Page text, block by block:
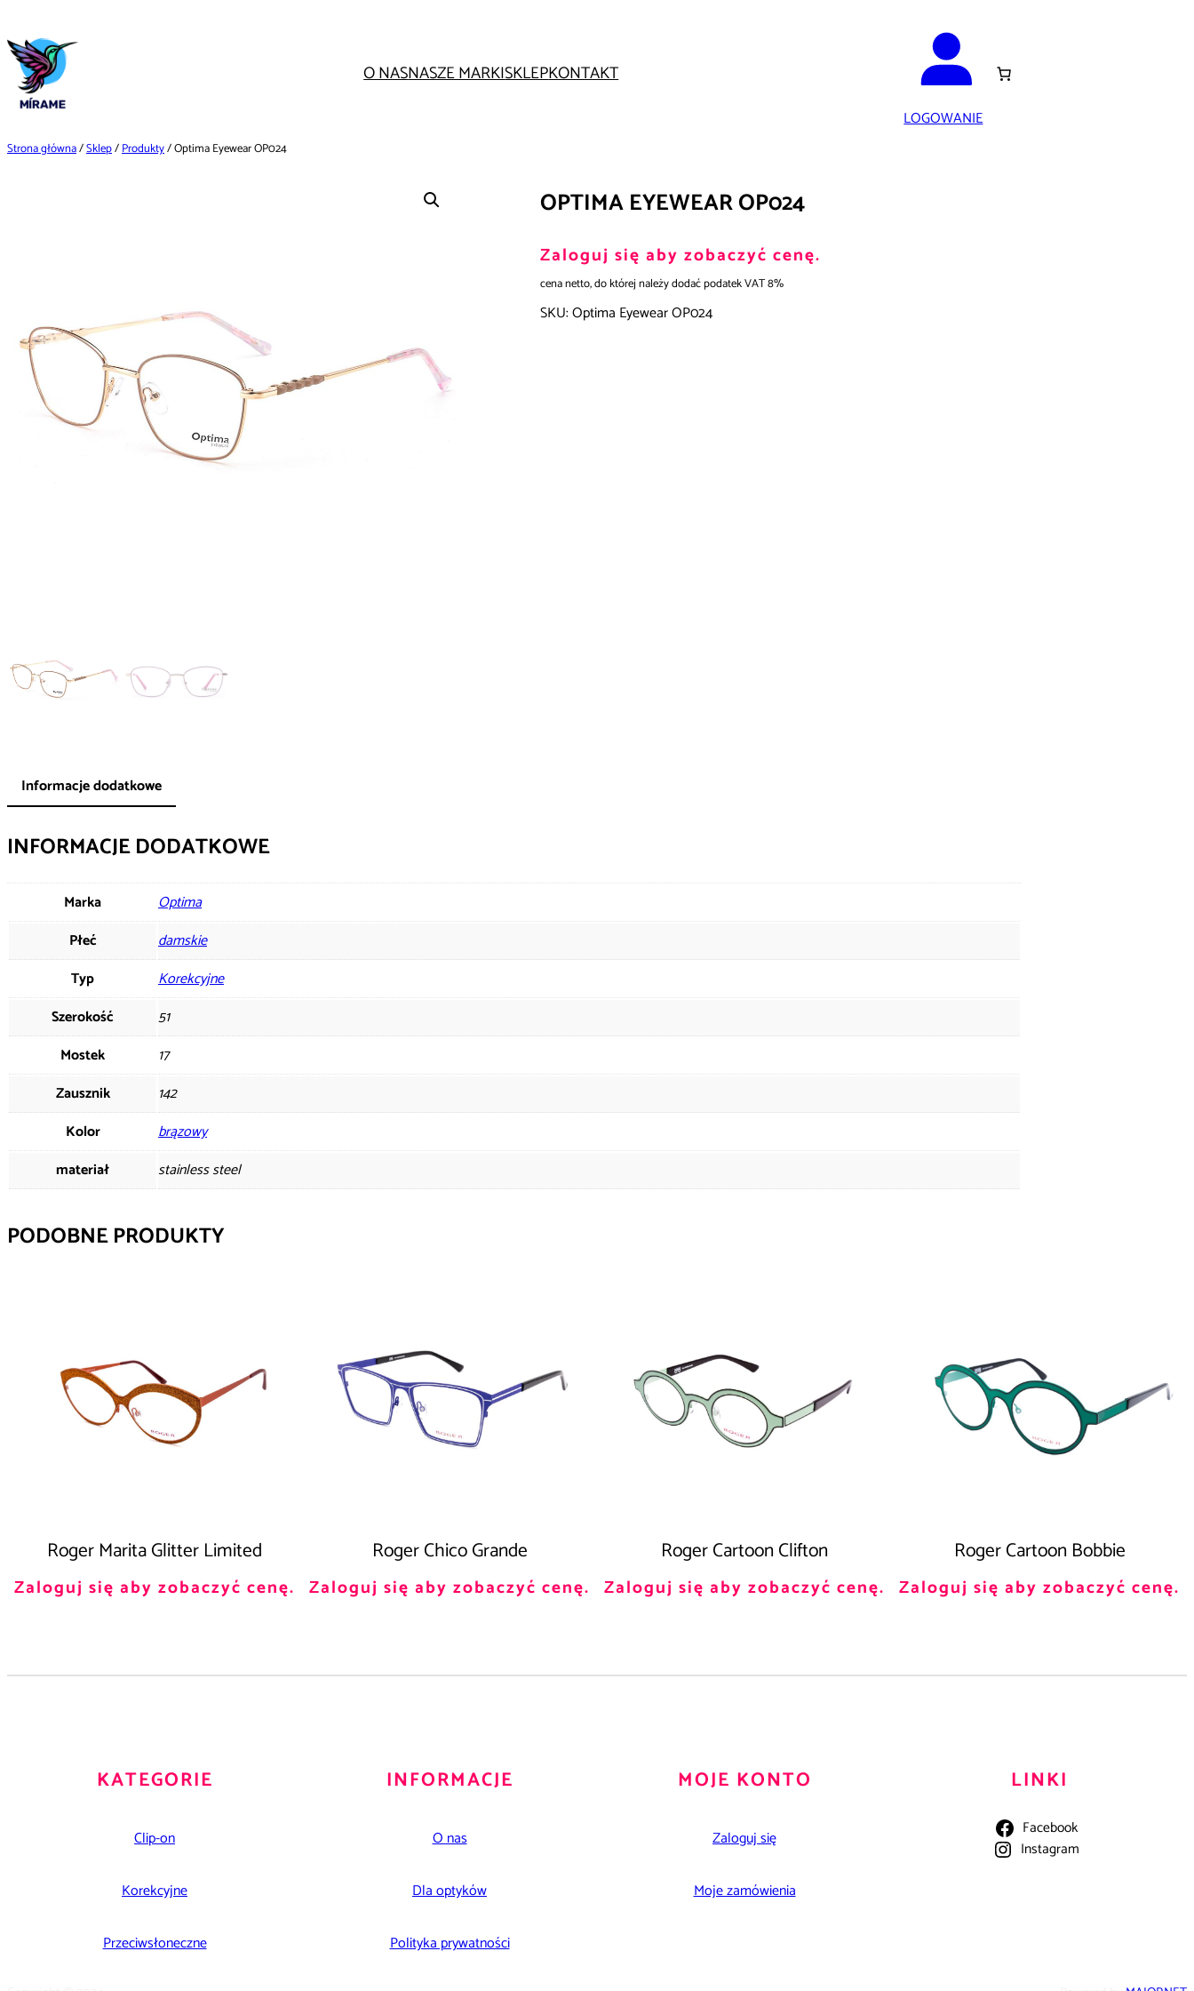
do
treści
O NASNASZE MARKISKLEPKONTAKT
LOGOWANIE
Strona główna/Sklep/Produkty/ Optima Eyewear OP024
OPTIMA EYEWEAR OP024
Zaloguj się aby zobaczyć cenę.
cena netto, do której należy dodać podatek VAT 8%
SKU:Optima Eyewear OP024
Informacje dodatkowe
INFORMACJE DODATKOWE
Marka
Optima
Płeć
damskie
Typ
Korekcyjne
Szerokość
51
Mostek
17
Zausznik
142
Kolor
brązowy
materiał
stainless steel
PODOBNE PRODUKTY
Roger Marita Glitter Limited
Zaloguj się aby zobaczyć cenę.
Roger Chico Grande
Zaloguj się aby zobaczyć cenę.
Roger Cartoon Clifton
Zaloguj się aby zobaczyć cenę.
Roger Cartoon Bobbie
Zaloguj się aby zobaczyć cenę.
KATEGORIE
Clip-on
Korekcyjne
Przeciwsłoneczne
INFORMACJE
O nas
Dla optyków
Polityka prywatności
MOJE KONTO
Zaloguj się
Moje zamówienia
LINKI
Facebook
Instagram